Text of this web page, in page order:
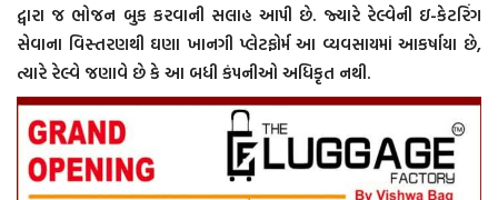
દ્વારા જ ભોજન બુક કરવાની સલાહ આપી છે. જ્યારે રેલ્વેની ઇ-કેટરિંગ
સેવાના વિસ્તરણથી ઘણા ખાનગી પ્લેટફોર્મ આ વ્યવસાયમાં આકર્ષાયા છે,
ત્યારે રેલ્વે જણાવે છે કે આ બધી કંપનીઓ અધિકૃત નથી.